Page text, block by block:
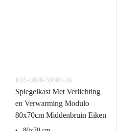
K95-0800-59000-36
Spiegelkast Met Verlichting
en Verwarming Modulo
80x70cm Middenbruin Eiken